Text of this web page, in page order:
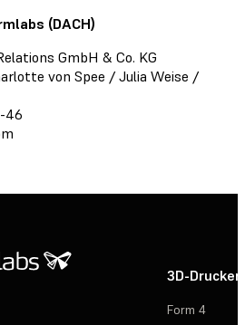
(DACH)
GmbH & Co. KG
von Spee / Julia Weise /
46
3D-Drucker
Form 4